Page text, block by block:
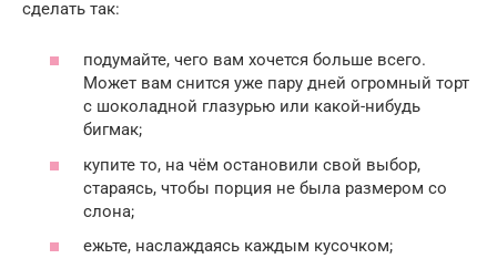
сделать так:
подумайте, чего вам хочется больше всего.
Может вам снится уже пару дней огромный торт
с шоколадной глазурью или какой-нибудь
бигмак;
купите то, на чём остановили свой выбор,
стараясь, чтобы порция не была размером со
слона;
ежьте, наслаждаясь каждым кусочком;